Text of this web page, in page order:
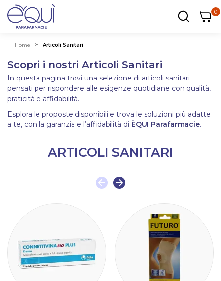
00
Home Articoli Sanitari
Scopri i nostri Articoli Sanitari
In questa pagina trovi una selezione di articoli sanitari
pensati per rispondere alle esigenze quotidiane con qualità,
praticità e affidabilità.
Esplora le proposte disponibili e trova le soluzioni più adatte
a te, con la garanzia e l’affidabilità di ÈQUI Parafarmacie.
ARTICOLI SANITARI